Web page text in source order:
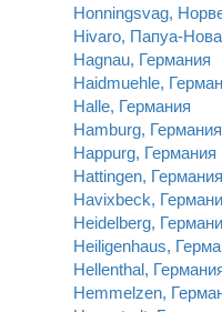
Honningsvag,
Hivaro, Папуа-
Hagnau, Германия
Haidmuehle,
Halle, Германия
Hamburg, Германия
Happurg, Германия
Hattingen, Германия
Havixbeck,
Heidelberg,
Heiligenhaus,
Hellenthal,
Hemmelzen,